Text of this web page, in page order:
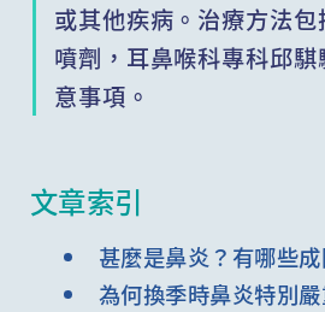
或其他疾病。治療方法
噴劑，耳鼻喉科專科邱
意事項。
文章索引
甚麼是鼻炎？有哪些成
為何換季時鼻炎特別嚴